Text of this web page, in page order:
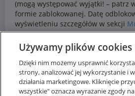
Używamy plików cookies
Dzięki nim możemy usprawnić
strony, analizować jej wykorzystanie i
działania marketingowe. Kliknięcie
wszystkie" oznacza wyrażanie zgody